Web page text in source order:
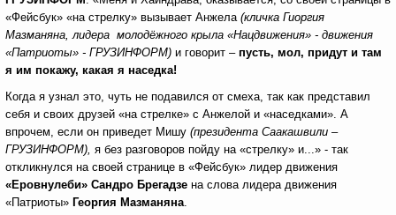
«Фейсбук» «на стрелку» вызывает Анжела (кличка Гиоргия
Мазманяна, лидера молодёжного крыла «Нацдвижения» - движения
«Патриоты» - ГРУЗИНФОРМ) и говорит – пусть, мол, придут и там
я им покажу, какая я наседка!
Когда я узнал это, чуть не подавился от смеха, так как представил
себя и своих друзей «на стрелке» с Анжелой и «наседками». А
впрочем, если он приведет Мишу (президента Саакашвили –
ГРУЗИНФОРМ), я без разговоров пойду на «стрелку» и...» - так
откликнулся на своей странице в «Фейсбук» лидер движения
«Еровнулеби» Сандро Брегадзе на слова лидера движения
«Патриоты» Георгия Мазманяна.